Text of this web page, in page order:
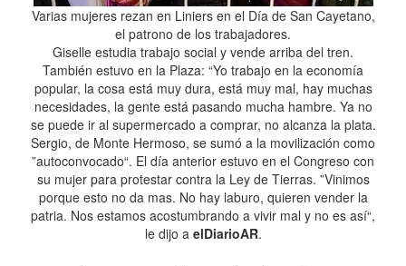
Varias mujeres rezan en Liniers en el Día de San Cayetano,
el patrono de los trabajadores.
Giselle estudia trabajo social y vende arriba del tren.
También estuvo en la Plaza: “Yo trabajo en la economía
popular, la cosa está muy dura, está muy mal, hay muchas
necesidades, la gente está pasando mucha hambre. Ya no
se puede ir al supermercado a comprar, no alcanza la plata.
Sergio, de Monte Hermoso, se sumó a la movilización como
”autoconvocado“. El día anterior estuvo en el Congreso con
su mujer para protestar contra la Ley de Tierras. ”Vinimos
porque esto no da mas. No hay laburo, quieren vender la
patria. Nos estamos acostumbrando a vivir mal y no es así“,
le dijo a elDiarioAR.